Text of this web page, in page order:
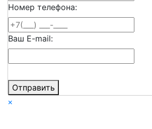
Номер телефона:
Ваш E-mail:
Отправить
×